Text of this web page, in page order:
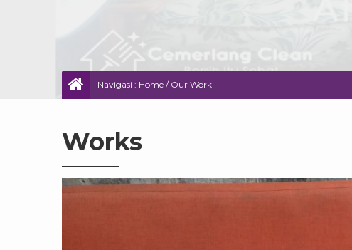
Navigasi : Home / Our Work
Works